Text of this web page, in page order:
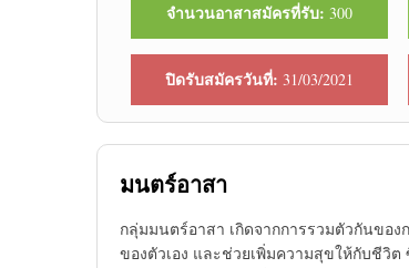
จำนวนอาสาสมัครที่รับ: 300
ปิดรับสมัครวันที่: 31/03/2021
มนตร์อาสา
กลุ่มมนตร์อาสา เกิดจากการรวมตัวกันขอ
ของตัวเอง และช่วยเพิ่มความสุขให้กับชีวิ